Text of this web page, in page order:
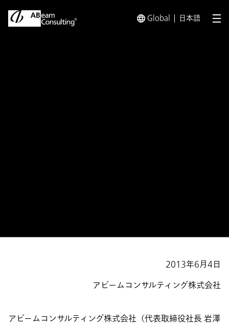
Global 日本語 メ
2013年6月4日
アビームコンサルティング株式会社
アビームコンサルティング株式会社（代表取締役社長 岩澤